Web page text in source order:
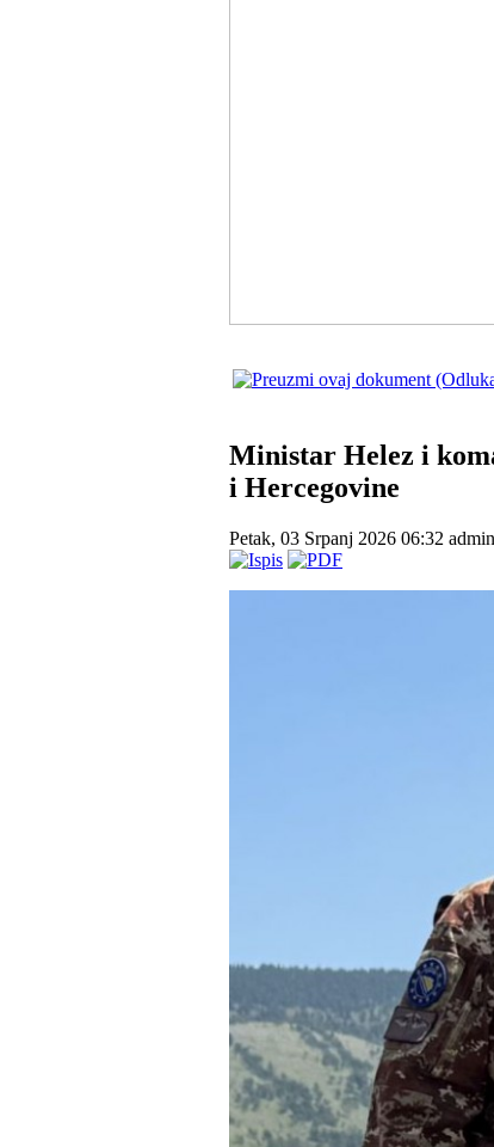
Ministar Helez i
i Hercegovine
Petak, 03 Srpanj 2026 06:32 admin